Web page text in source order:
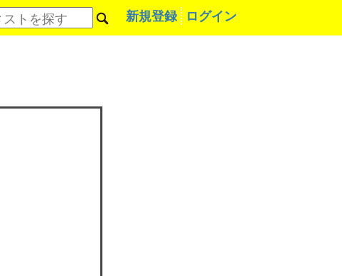
新規登録 ログイン